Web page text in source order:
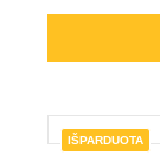
IŠPARDUOTA